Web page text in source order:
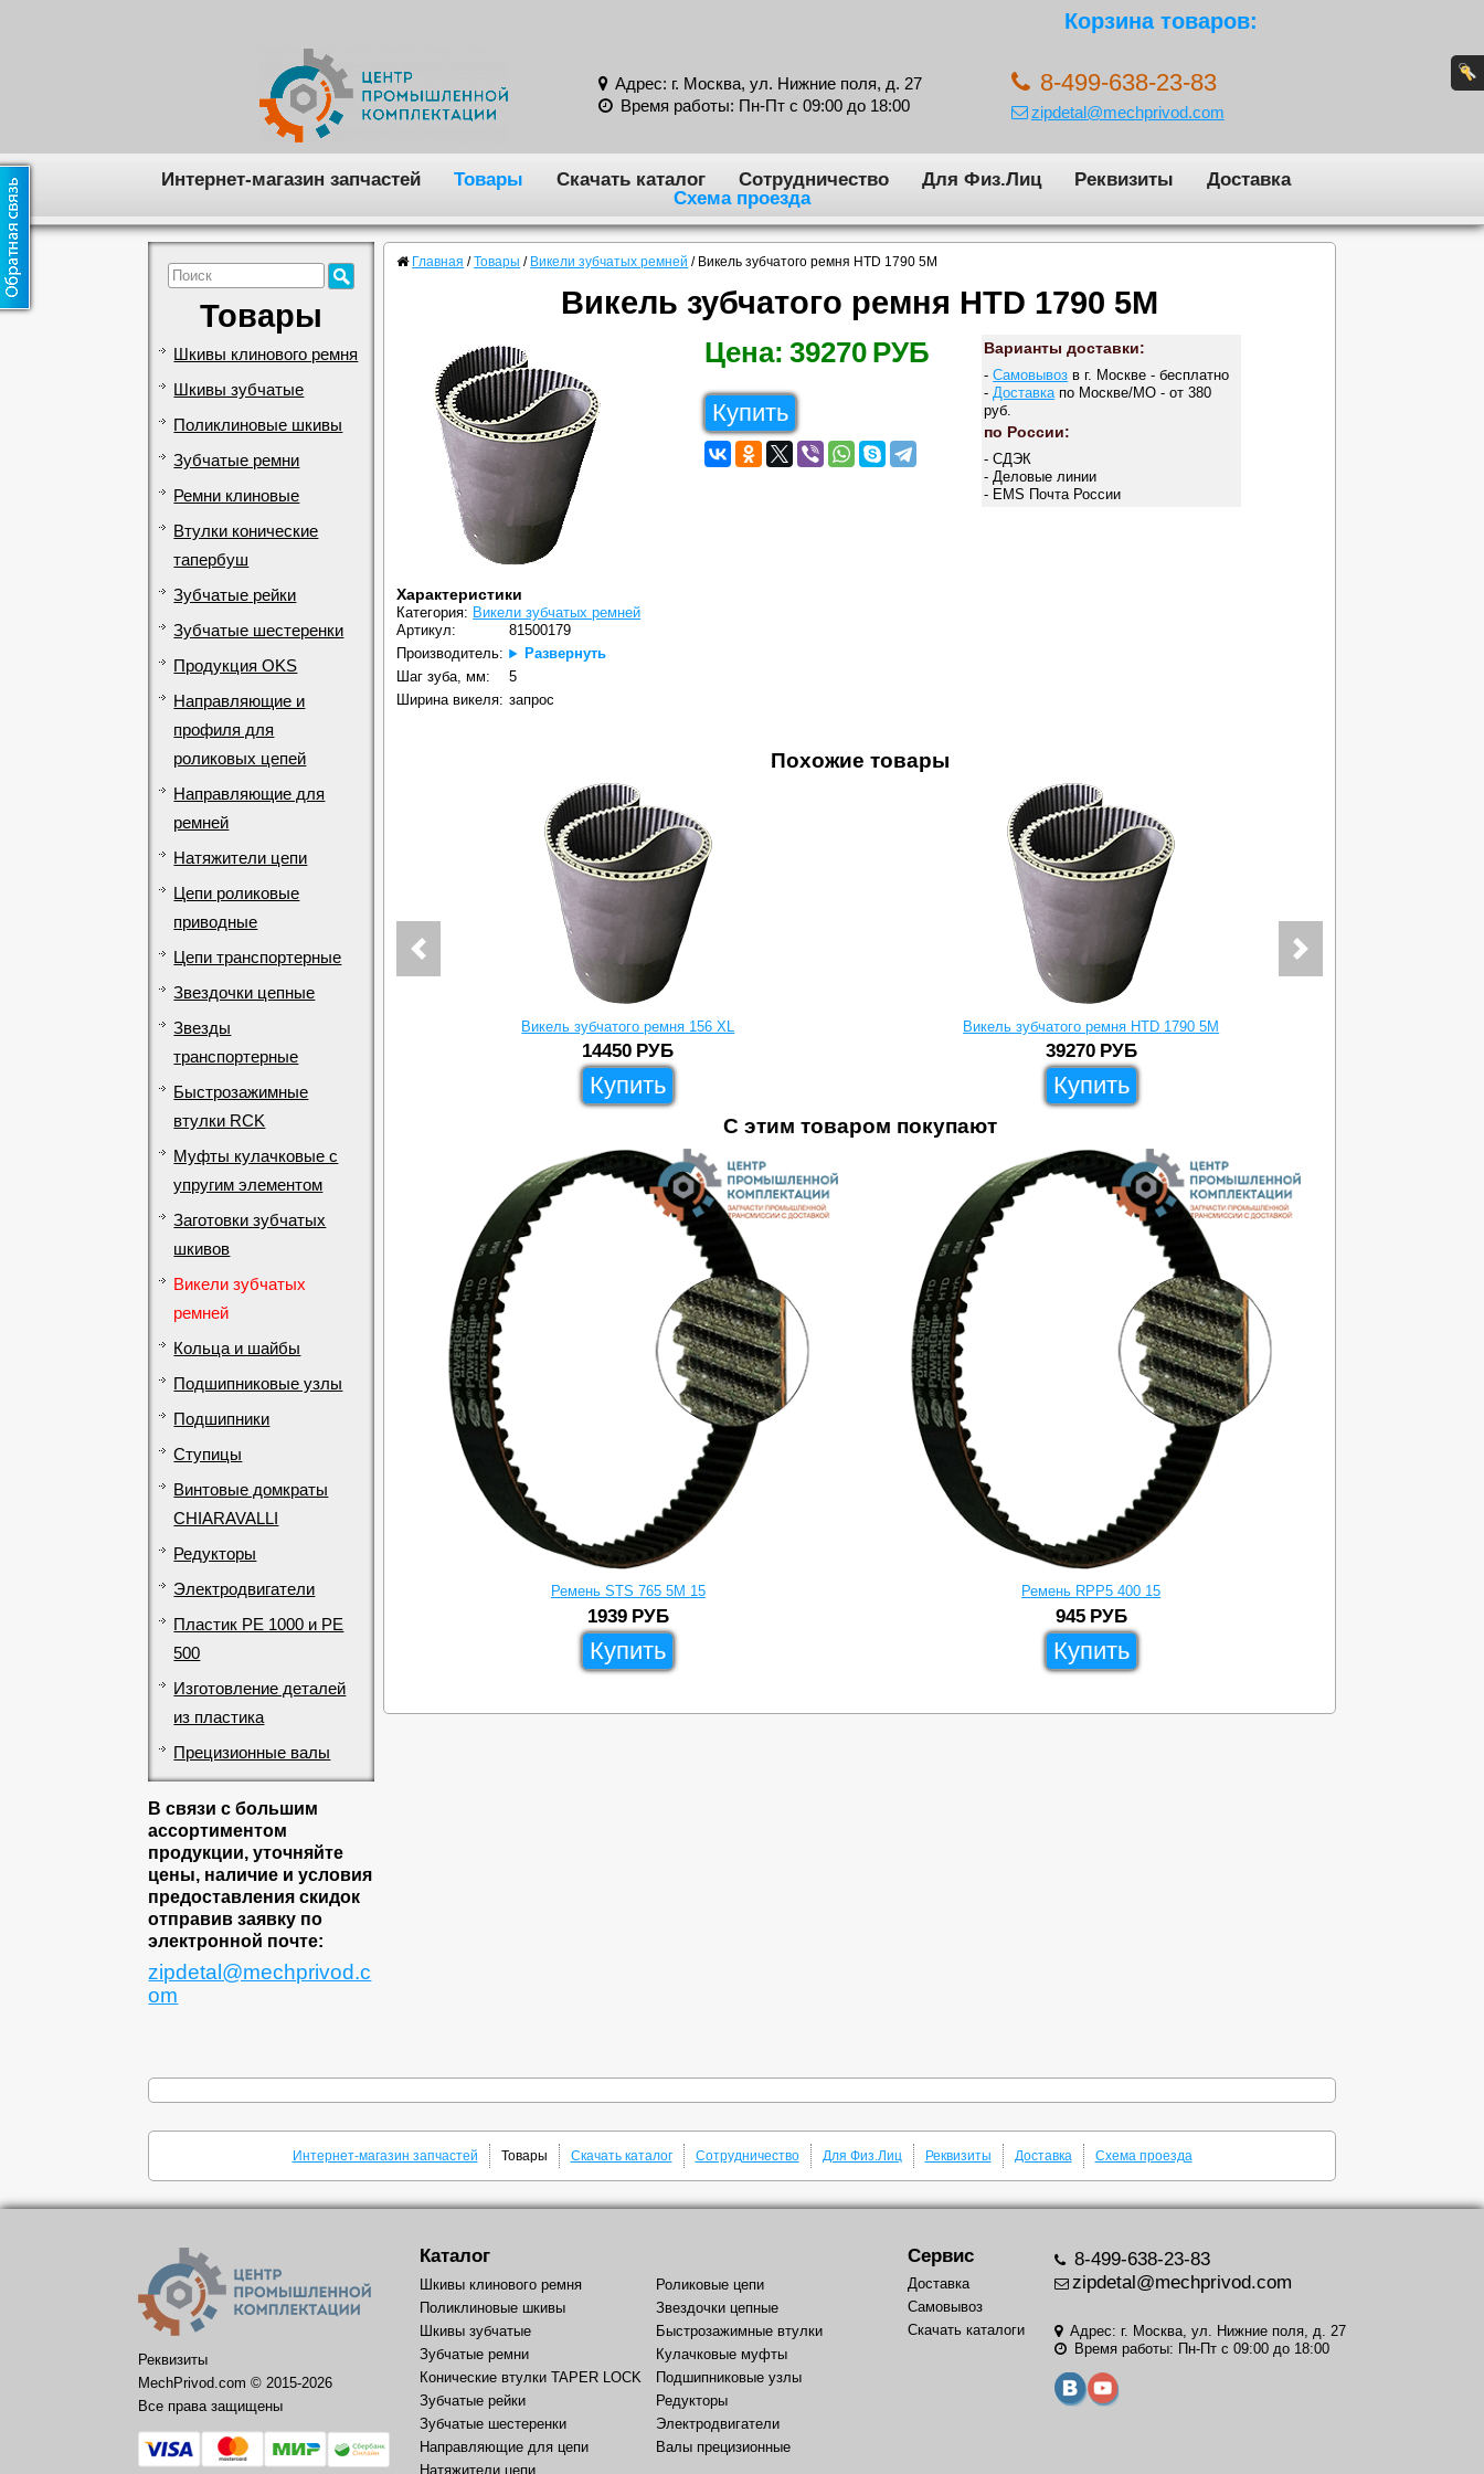
Корзина товаров:
Адрес: г. Москва, ул. Нижние поля, д. 27
Время работы: Пн-Пт с 09:00 до 18:00
8-499-638-23-83
zipdetal@mechprivod.com
Интернет-магазин запчастей Товары Скачать каталог Сотрудничество Для Физ.Лиц Реквизиты
Доставка
Схема проезда
Товары
Шкивы клинового ремня
Шкивы зубчатые
Поликлиновые шкивы
Зубчатые ремни
Ремни клиновые
Втулки конические
тапербуш
Зубчатые рейки
Зубчатые шестеренки
Продукция OKS
Направляющие и
профиля для
роликовых цепей
Направляющие для
ремней
Натяжители цепи
Цепи роликовые
приводные
Цепи транспортерные
Звездочки цепные
Звезды
транспортерные
Быстрозажимные
втулки RCK
Муфты кулачковые с
упругим элементом
Заготовки зубчатых
шкивов
Викели зубчатых
ремней
Кольца и шайбы
Подшипниковые узлы
Подшипники
Ступицы
Винтовые домкраты
CHIARAVALLI
Редукторы
Электродвигатели
Пластик PE 1000 и PE
500
Изготовление деталей
из пластика
Прецизионные валы
В связи с большим
ассортиментом
продукции, уточняйте
цены, наличие и условия
предоставления скидок
отправив заявку по
электронной почте:
zipdetal@mechprivod.c
om
Главная / Товары / Викели зубчатых ремней / Викель зубчатого ремня HTD 1790 5M
Викель зубчатого ремня HTD 1790 5M
Цена: 39270 РУБ
Купить
Варианты доставки:
-Самовывоз в г. Москве - бесплатно
- Доставка по Москве/МО - от 380
руб.
по России:
- СДЭК
- Деловые линии
- EMS Почта России
Характеристики
Категория: Викели зубчатых ремней
Артикул:
81500179
Производитель:
Развернуть
Шаг зуба, мм:
5
Ширина викеля: запрос
Похожие товары
Викель зубчатого ремня 156 XL
14450 РУБ
Купить
Викель зубчатого ремня HTD 1790 5M
39270 РУБ
Купить
С этим товаром покупают
Ремень STS 765 5M 15
1939 РУБ
Купить
Ремень RPP5 400 15
945 РУБ
Купить
Интернет-магазин запчастей Товары Скачать каталог Сотрудничество Для Физ.Лиц Реквизиты Доставка Схема проезда
Реквизиты
MechPrivod.com ©2015-2026
Все права защищены
Каталог
Шкивы клинового ремня
Поликлиновые шкивы
Шкивы зубчатые
Зубчатые ремни
Конические втулки TAPER LOCK
Зубчатые рейки
Зубчатые шестеренки
Направляющие для цепи
Натяжители цепи
Роликовые цепи
Звездочки цепные
Быстрозажимные втулки
Кулачковые муфты
Подшипниковые узлы
Редукторы
Электродвигатели
Валы прецизионные
Сервис
Доставка
Самовывоз
Скачать каталоги
8-499-638-23-83
zipdetal@mechprivod.com
Адрес: г. Москва, ул. Нижние поля, д. 27
Время работы: Пн-Пт с 09:00 до 18:00